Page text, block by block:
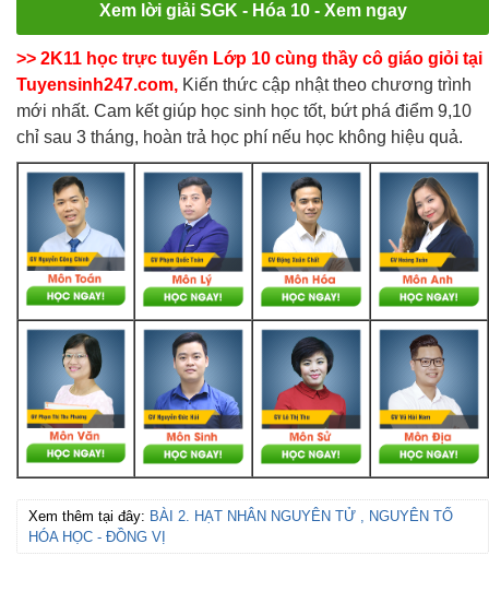
Xem lời giải SGK - Hóa 10 - Xem ngay
>> 2K11 học trực tuyến Lớp 10 cùng thầy cô giáo giỏi tại
Tuyensinh247.com, Kiến thức cập nhật theo chương trình
mới nhất. Cam kết giúp học sinh học tốt, bứt phá điểm 9,10
chỉ sau 3 tháng, hoàn trả học phí nếu học không hiệu quả.
Xem thêm tại đây: BÀI 2. HẠT NHÂN NGUYÊN TỬ , NGUYÊN TỐ
HÓA HỌC - ĐỒNG VỊ